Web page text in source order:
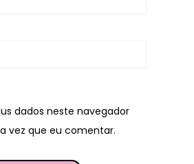
dados neste navegador
vez que eu comentar.